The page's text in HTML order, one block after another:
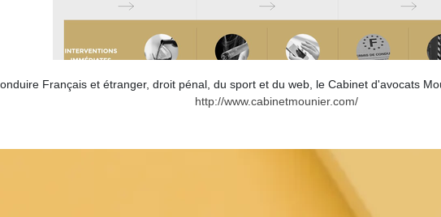
Français et étranger, droit pénal, du sport et du web, le Cabinet d'avocats
http://www.cabinetmounier.com/